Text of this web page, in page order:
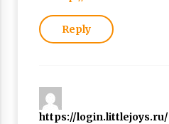
Reply
https://login.littlejoys.ru/